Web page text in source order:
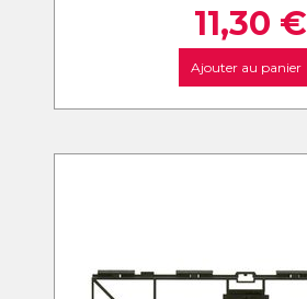
11,30 €
Ajouter au panier